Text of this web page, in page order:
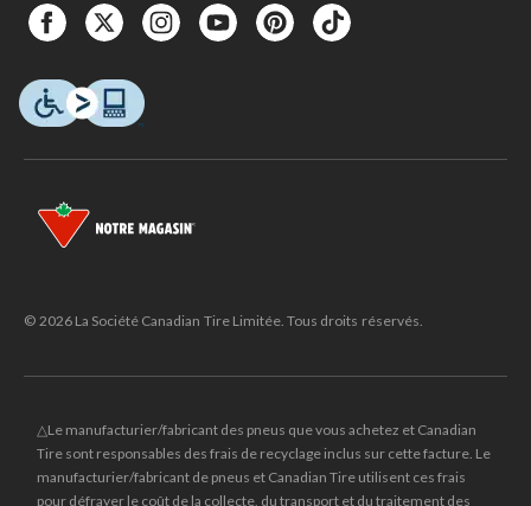
© 2026 La Société Canadian Tire Limitée. Tous droits réservés.
△Le manufacturier/fabricant des pneus que vous achetez et Canadian
Tire sont responsables des frais de recyclage inclus sur cette facture. Le
manufacturier/fabricant de pneus et Canadian Tire utilisent ces frais
pour défrayer le coût de la collecte, du transport et du traitement des